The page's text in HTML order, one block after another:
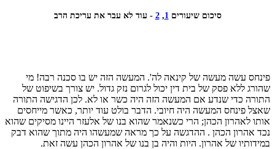
סיכום שיעורים 1
,
2 - עוד לא עבר את עריכת הרב
פינחס עשה מעשה של קינאה לה'. המעשה הזה יש בו סכנה רבה! מי
שהורג ללא פסק של בית דין יכול לגרום נזק גדול. יש צורך בשיפוט של
התורה כדי שנדע אם המעשה הזה היה כשר או לא. לכן הדגישה התורה
שאצל פינחס המעשה היה חיובי. הדבר בולט עוד יותר, כאשר מייחסים
אותו לאהרון הכהן; הרי כשנאמר שהוא בנו של אלעזר היינו מסיקים שהוא
נכד אהרון הכהן . ההדגשה על כך מראה שמעשהו היה מתוך שהוא דבק
במידותיו של אהרון. היות והיה בן בנו של אהרון הכהן עשה זאת.